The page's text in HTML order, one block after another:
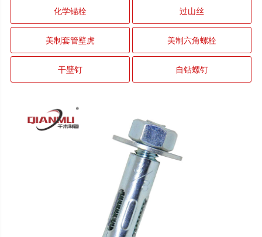
化学锚栓 过山丝
美制套管壁虎 美制六角螺栓
干壁钉 自钻螺钉